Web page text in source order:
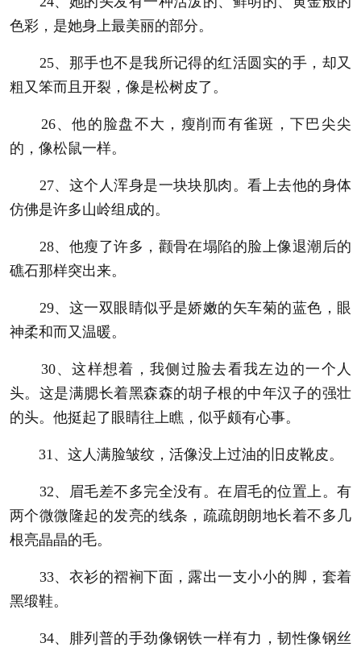
色彩，是她身上最美丽的部分。
25、那手也不是我所记得的红活圆实的手，却又
粗又笨而且开裂，像是松树皮了。
26、他的脸盘不大，瘦削而有雀斑，下巴尖尖
的，像松鼠一样。
27、这个人浑身是一块块肌肉。看上去他的身体
仿佛是许多山岭组成的。
28、他瘦了许多，颧骨在塌陷的脸上像退潮后的
礁石那样突出来。
29、这一双眼睛似乎是娇嫩的矢车菊的蓝色，眼
神柔和而又温暖。
30、这样想着，我侧过脸去看我左边的一个人
头。这是满腮长着黑森森的胡子根的中年汉子的强壮
的头。他挺起了眼睛往上瞧，似乎颇有心事。
31、这人满脸皱纹，活像没上过油的旧皮靴皮。
32、眉毛差不多完全没有。在眉毛的位置上。有
两个微微隆起的发亮的线条，疏疏朗朗地长着不多几
根亮晶晶的毛。
33、衣衫的褶裥下面，露出一支小小的脚，套着
黑缎鞋。
34、腓列普的手劲像钢铁一样有力，韧性像钢丝